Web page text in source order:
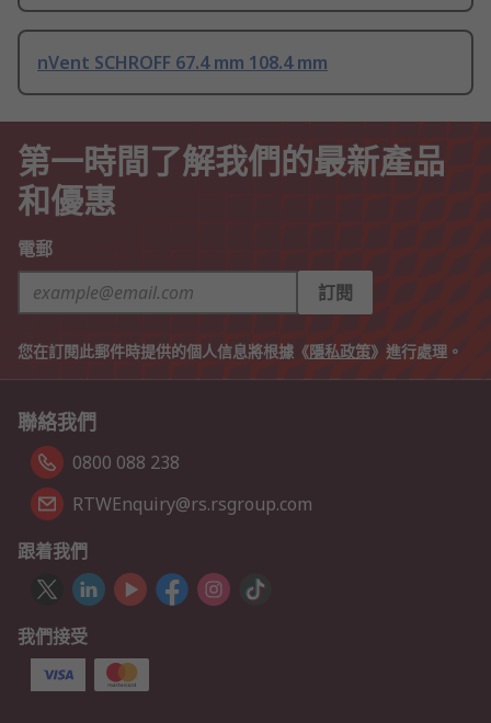
nVent SCHROFF 67.4 mm 108.4 mm
第一時間了解我們的最新產品
和優惠
電郵
訂閱
您在訂閱此郵件時提供的個人信息將根據《隱私政策》進行處理。
聯絡我們
0800 088 238
RTWEnquiry@rs.rsgroup.com
跟着我們
我們接受